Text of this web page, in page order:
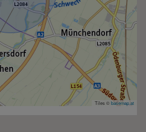
Tiles ©basemap.at